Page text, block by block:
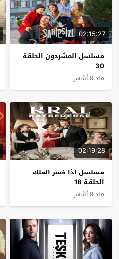
02:15:27
مسلسل المشردون الحلقة
30
منذ 9 أشهر
02:19:28
مسلسل اذا خسر الملك
الحلقة 18
منذ 9 أشهر